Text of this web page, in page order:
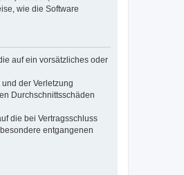
wie die Software
auf ein vorsätzliches oder
der Verletzung
Durchschnittsschäden
die bei Vertragsschluss
entgangenen